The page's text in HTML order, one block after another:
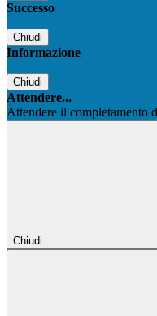
Successo
Chiudi
Informazione
Chiudi
Attendere...
Attendere il completamento
Chiudi